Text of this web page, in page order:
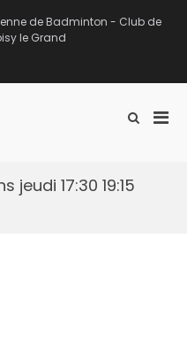
de Badminton - Club de
le Grand
Afficher
recherche
jeudi 17:30 19:15